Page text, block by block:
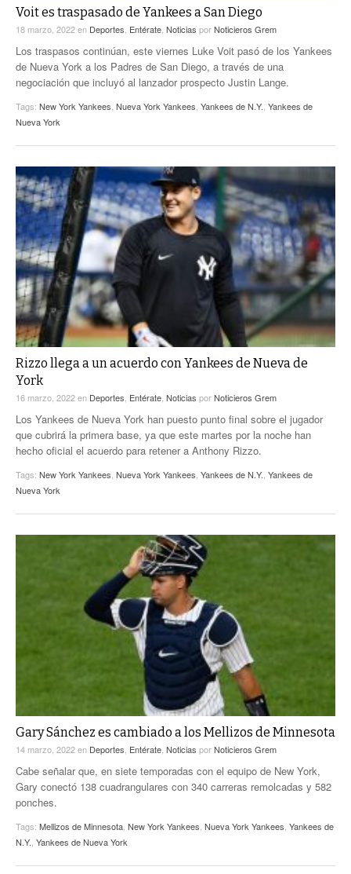
A TODA LEY
ACTUALIDADES GREM
LA MEJOR INFORMACIÓN
Voit es traspasado de Yankees a San Diego
18 marzo, 2022en Deportes Entérate Noticias porNoticieros Grem
Los traspasos continúan, este viernes Luke Voit pasó de los Yankees
de Nueva York a los Padres de San Diego, a través de una
negociación que incluyó al lanzador prospecto Justin Lange.
Tags: New York Yankees Nueva York Yankees Yankees de N.Y. Yankees de
Nueva York
Rizzo llega a un acuerdo con Yankees de Nueva de
York
16 marzo, 2022en Deportes Entérate Noticias porNoticieros Grem
Los Yankees de Nueva York han puesto punto final sobre el jugador
que cubrirá la primera base, ya que este martes por la noche han
hecho oficial el acuerdo para retener a Anthony Rizzo.
Tags: New York Yankees Nueva York Yankees Yankees de N.Y. Yankees de
Nueva York
Gary Sánchez es cambiado a los Mellizos de Minnesota
14 marzo, 2022en Deportes Entérate Noticias porNoticieros Grem
Cabe señalar que, en siete temporadas con el equipo de New York,
Gary conectó 138 cuadrangulares con 340 carreras remolcadas y 582
ponches.
Tags: Mellizos de Minnesota New York Yankees Nueva York Yankees Yankees de
N.Y. Yankees de Nueva York